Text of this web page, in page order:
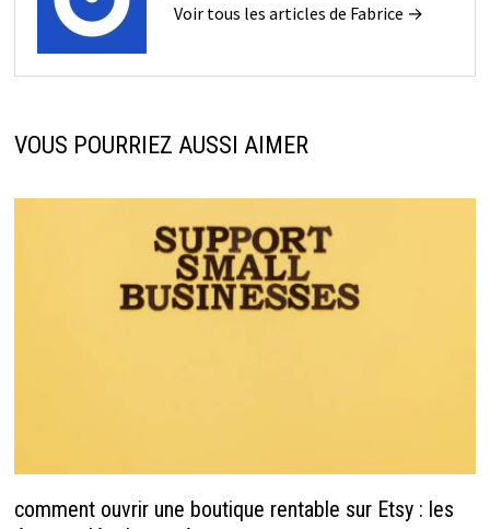
Voir tous les articles de Fabrice →
VOUS POURRIEZ AUSSI AIMER
comment ouvrir une boutique rentable sur Etsy : les